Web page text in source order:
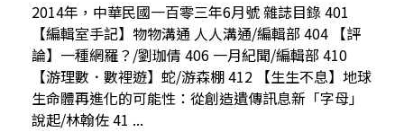
2014年，中華民國一百零三年6月號 雜誌目錄 401
【編輯室手記】物物溝通 人人溝通/編輯部 404 【評
論】一種網羅？/劉珈倩 406 一月紀聞/編輯部 410
【游理數．數裡遊】蛇/游森棚 412 【生生不息】地球
生命體再進化的可能性：從創造遺傳訊息新「字母」
說起/林翰佐 41 ...